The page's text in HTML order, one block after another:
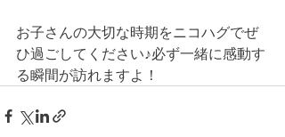
お子さんの大切な時期をニコハグでぜ
ひ過ごしてください♪必ず一緒に感動す
る瞬間が訪れますよ！